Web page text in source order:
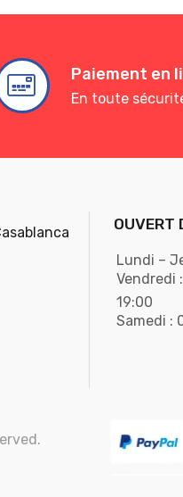
Paiement en
En toute
OUVERT
Lundi –
Vendredi
19:00
Samedi :